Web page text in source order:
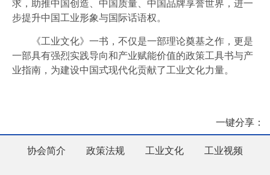
求，助推中国创造、中国质量、中国品牌享誉世界，进一
步提升中国工业形象与国际话语权。
《工业文化》一书，不仅是一部理论奠基之作，更是
一部‌具有强烈实践导向和产业赋能价值的政策工具书与产
业指南‌，为建设中国式现代化贡献了工业文化力量。
一键分享：
协会简介 政策法规 工业文化 工业视频